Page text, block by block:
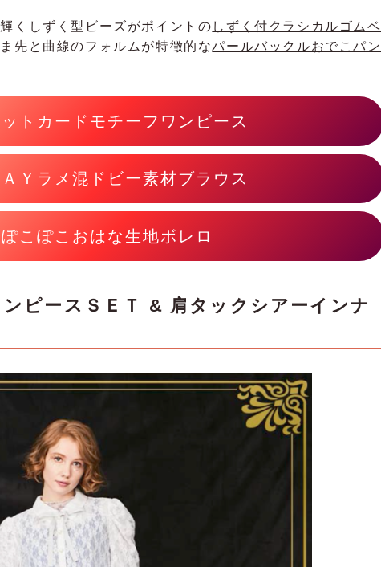
くしずく型ビーズがポイントの しずく付クラシカルゴムベ
先と曲線のフォルムが特徴的なパールバックルおでこパン
トカードモチーフワンピース
ＡＹラメ混ドビー素材ブラウス
ぽこぽこおはな生地ボレロ
ピースＳＥＴ & 肩タックシアーインナ